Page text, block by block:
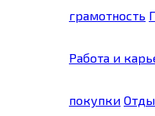
грамотность
Работа и
покупки